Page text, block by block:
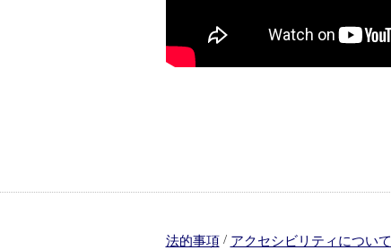
法的事項 / アクセシビリティについて